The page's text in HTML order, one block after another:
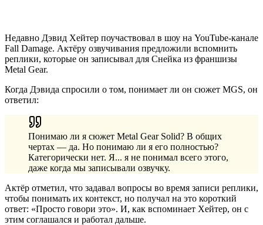
Недавно Дэвид Хейтер поучаствовал в шоу на YouTube-канале
Fall Damage. Актёру озвучивания предложили вспомнить
реплики, которые он записывал для Снейка из франшизы
Metal Gear.
Когда Дэвида спросили о том, понимает ли он сюжет MGS, он
ответил:
Понимаю ли я сюжет Metal Gear Solid? В общих
чертах — да. Но понимаю ли я его полностью?
Категорически нет. Я... я не понимал всего этого,
даже когда мы записывали озвучку.
Актёр отметил, что задавал вопросы во время записи реплики,
чтобы понимать их контекст, но получал на это короткий
ответ: «Просто говори это». И, как вспоминает Хейтер, он с
этим соглашался и работал дальше.